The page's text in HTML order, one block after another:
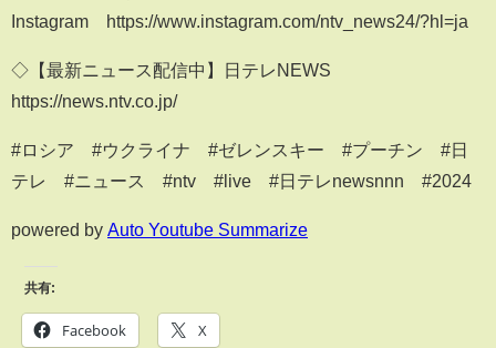
Instagram https://www.instagram.com/ntv_news24/?hl=ja
◇【最新ニュース配信中】日テレNEWS
https://news.ntv.co.jp/
#ロシア #ウクライナ #ゼレンスキー #プーチン #日
テレ​​ #ニュース #ntv #live #日テレnewsnnn #2024
powered by Auto Youtube Summarize
共有:
Facebook X